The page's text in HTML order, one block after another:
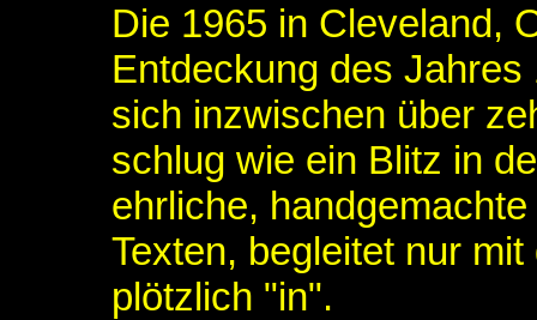
Die 1965 in Cleveland,
Entdeckung des
sich inzwischen über
schlug wie ein Blitz in
ehrliche,
Texten, begleitet nur
plötzlich "in".